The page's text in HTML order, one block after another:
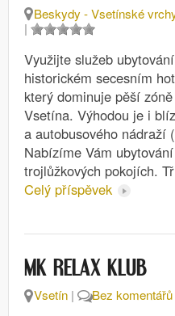
Beskydy - Vsetínské
|
Využijte služeb
historickém secesním
který dominuje pěší
Vsetína. Výhodou je i
a autobusového nádraží
Nabízíme Vám
trojlůžkových pokojích.
Celý příspěvek
MK RELAX KLUB
Vsetín | Bez komentářů